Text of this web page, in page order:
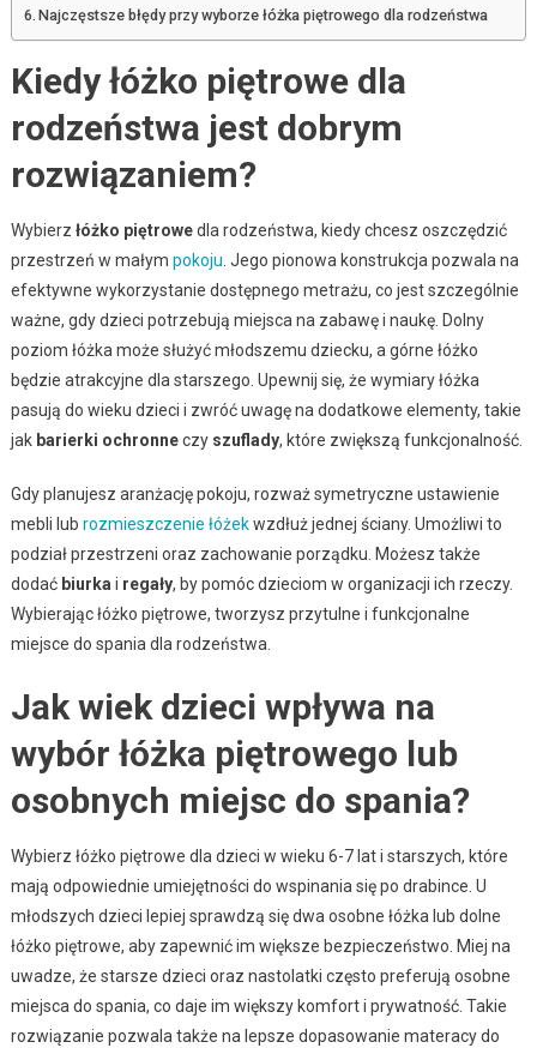
Najczęstsze błędy przy wyborze łóżka piętrowego dla rodzeństwa
Kiedy łóżko piętrowe dla
rodzeństwa jest dobrym
rozwiązaniem?
Wybierz łóżko piętrowedla rodzeństwa, kiedy chcesz oszczędzić
przestrzeń w małym pokoju . Jego pionowa konstrukcja pozwala na
efektywne wykorzystanie dostępnego metrażu, co jest szczególnie
ważne, gdy dzieci potrzebują miejsca na zabawę i naukę. Dolny
poziom łóżka może służyć młodszemu dziecku, a górne łóżko
będzie atrakcyjne dla starszego. Upewnij się, że wymiary łóżka
pasują do wieku dzieci i zwróć uwagę na dodatkowe elementy, takie
jak barierki ochronneczy szuflady, które zwiększą funkcjonalność.
Gdy planujesz aranżację pokoju, rozważ symetryczne ustawienie
mebli lub rozmieszczenie łóżekwzdłuż jednej ściany. Umożliwi to
podział przestrzeni oraz zachowanie porządku. Możesz także
dodać biurka i regały, by pomóc dzieciom w organizacji ich rzeczy.
Wybierając łóżko piętrowe, tworzysz przytulne i funkcjonalne
miejsce do spania dla rodzeństwa.
Jak wiek dzieci wpływa na
wybór łóżka piętrowego lub
osobnych miejsc do spania?
Wybierz łóżko piętrowe dla dzieci w wieku 6-7 lat i starszych, które
mają odpowiednie umiejętności do wspinania się po drabince. U
młodszych dzieci lepiej sprawdzą się dwa osobne łóżka lub dolne
łóżko piętrowe, aby zapewnić im większe bezpieczeństwo. Miej na
uwadze, że starsze dzieci oraz nastolatki często preferują osobne
miejsca do spania, co daje im większy komfort i prywatność. Takie
rozwiązanie pozwala także na lepsze dopasowanie materacy do